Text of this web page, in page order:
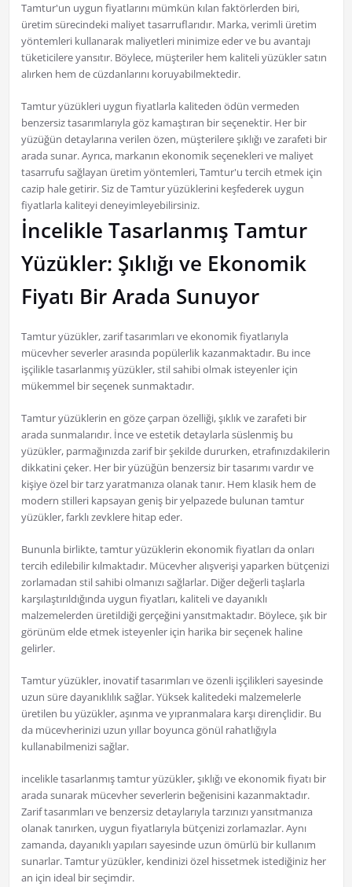
Tamtur'un uygun fiyatlarını mümkün kılan faktörlerden biri,
üretim sürecindeki maliyet tasarruflarıdır. Marka, verimli üretim
yöntemleri kullanarak maliyetleri minimize eder ve bu avantajı
tüketicilere yansıtır. Böylece, müşteriler hem kaliteli yüzükler satın
alırken hem de cüzdanlarını koruyabilmektedir.
Tamtur yüzükleri uygun fiyatlarla kaliteden ödün vermeden
benzersiz tasarımlarıyla göz kamaştıran bir seçenektir. Her bir
yüzüğün detaylarına verilen özen, müşterilere şıklığı ve zarafeti bir
arada sunar. Ayrıca, markanın ekonomik seçenekleri ve maliyet
tasarrufu sağlayan üretim yöntemleri, Tamtur'u tercih etmek için
cazip hale getirir. Siz de Tamtur yüzüklerini keşfederek uygun
fiyatlarla kaliteyi deneyimleyebilirsiniz.
İncelikle Tasarlanmış Tamtur
Yüzükler: Şıklığı ve Ekonomik
Fiyatı Bir Arada Sunuyor
Tamtur yüzükler, zarif tasarımları ve ekonomik fiyatlarıyla
mücevher severler arasında popülerlik kazanmaktadır. Bu ince
işçilikle tasarlanmış yüzükler, stil sahibi olmak isteyenler için
mükemmel bir seçenek sunmaktadır.
Tamtur yüzüklerin en göze çarpan özelliği, şıklık ve zarafeti bir
arada sunmalarıdır. İnce ve estetik detaylarla süslenmiş bu
yüzükler, parmağınızda zarif bir şekilde dururken, etrafınızdakilerin
dikkatini çeker. Her bir yüzüğün benzersiz bir tasarımı vardır ve
kişiye özel bir tarz yaratmanıza olanak tanır. Hem klasik hem de
modern stilleri kapsayan geniş bir yelpazede bulunan tamtur
yüzükler, farklı zevklere hitap eder.
Bununla birlikte, tamtur yüzüklerin ekonomik fiyatları da onları
tercih edilebilir kılmaktadır. Mücevher alışverişi yaparken bütçenizi
zorlamadan stil sahibi olmanızı sağlarlar. Diğer değerli taşlarla
karşılaştırıldığında uygun fiyatları, kaliteli ve dayanıklı
malzemelerden üretildiği gerçeğini yansıtmaktadır. Böylece, şık bir
görünüm elde etmek isteyenler için harika bir seçenek haline
gelirler.
Tamtur yüzükler, inovatif tasarımları ve özenli işçilikleri sayesinde
uzun süre dayanıklılık sağlar. Yüksek kalitedeki malzemelerle
üretilen bu yüzükler, aşınma ve yıpranmalara karşı dirençlidir. Bu
da mücevherinizi uzun yıllar boyunca gönül rahatlığıyla
kullanabilmenizi sağlar.
incelikle tasarlanmış tamtur yüzükler, şıklığı ve ekonomik fiyatı bir
arada sunarak mücevher severlerin beğenisini kazanmaktadır.
Zarif tasarımları ve benzersiz detaylarıyla tarzınızı yansıtmanıza
olanak tanırken, uygun fiyatlarıyla bütçenizi zorlamazlar. Aynı
zamanda, dayanıklı yapıları sayesinde uzun ömürlü bir kullanım
sunarlar. Tamtur yüzükler, kendinizi özel hissetmek istediğiniz her
an için ideal bir seçimdir.